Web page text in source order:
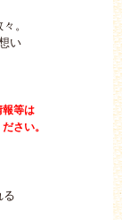
。
い
報等は
さい。
る